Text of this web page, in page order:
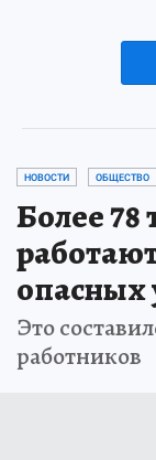
НОВОСТИ ОБЩЕСТВО
Более 78
опасных
Это
работников